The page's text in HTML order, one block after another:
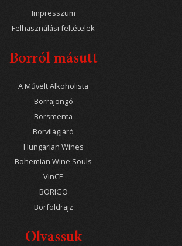
Impresszum
Felhasználási feltételek
Borról másutt
A Művelt Alkoholista
Borrajongó
Borsmenta
Borvilágjáró
Hungarian Wines
Bohemian Wine Souls
VinCE
BORIGO
Borföldrajz
Olvassuk